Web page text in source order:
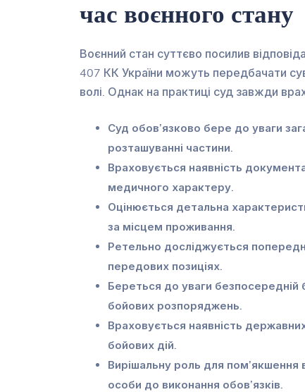
час воєнного стану
Воєнний стан суттєво посилив
407 КК України можуть передбачати
волі. Однак на практиці суд завжди
Суд обов’язково бере до уваги
розташуванні частини.
Враховується наявність
медичного характеру.
Оцінюється детальна
за місцем проживання.
Ретельно досліджується
передових позиціях.
Береться до уваги безпосередній
бойових розпоряджень.
Враховується наявність
бойових дій.
Вирішальну роль для пом’якшення
особи до виконання обов’язків.